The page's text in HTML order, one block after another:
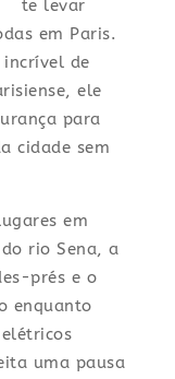
te levar
em Paris.
de
ele
para
cidade sem
em
rio Sena, a
prés e o
enquanto
uma pausa